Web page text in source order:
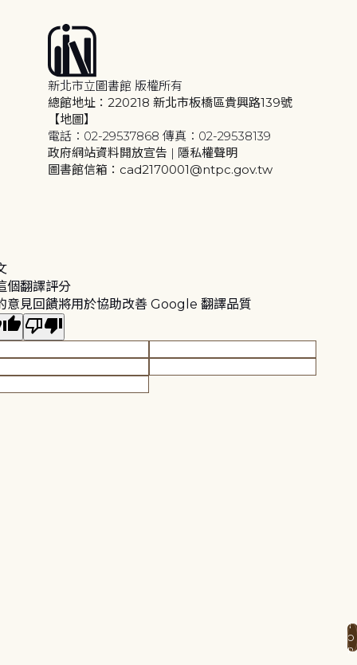
新北市立圖書館 版權所有
總館地址：220218 新北市板橋區貴興路139號
【地圖】
電話：02-29537868 傳真：02-29538139
政府網站資料開放宣告 | 隱私權聲明
圖書館信箱：cad2170001@ntpc.gov.tw
個翻譯評分
意見回饋將用於協助改善 Google 翻譯品質